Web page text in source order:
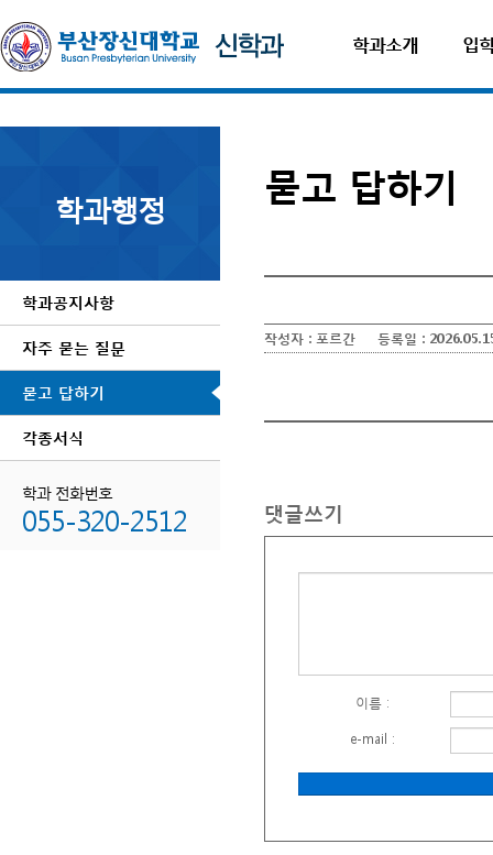
학과소개 입
학과행정
학과공지사항
자주 묻는 질문
묻고 답하기
각종서식
학과 전화번호
055-320-2512
묻고 답하기
작성자 : 포르간 등록일 :
댓글쓰기
이름 :
e-mail :